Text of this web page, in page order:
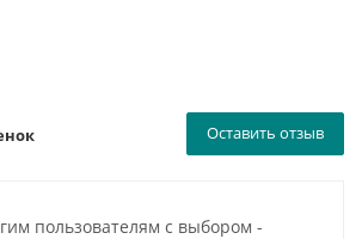
Оставить отзыв
пользователям с выбором -